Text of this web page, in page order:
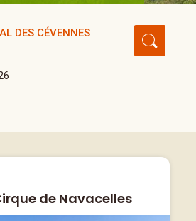
DES CÉVENNES
de Navacelles